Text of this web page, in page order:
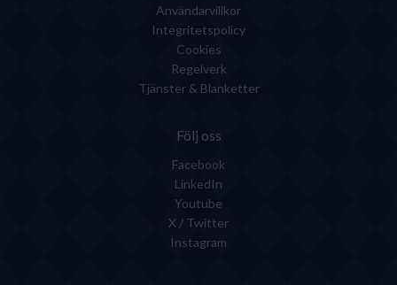
Användarvillkor
Integritetspolicy
Cookies
Regelverk
Tjänster & Blanketter
Följ oss
Facebook
LinkedIn
Youtube
X / Twitter
Instagram